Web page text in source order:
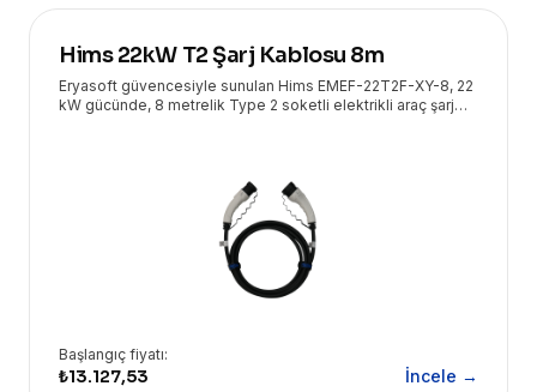
Hims 22kW T2 Şarj Kablosu 8m
Eryasoft güvencesiyle sunulan Hims EMEF-22T2F-XY-8, 22
kW gücünde, 8 metrelik Type 2 soketli elektrikli araç şarj
Başlangıç fiyatı:
₺13.127,53 İncele →